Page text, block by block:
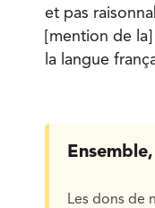
et pas
[mention de
la langue
Les dons de